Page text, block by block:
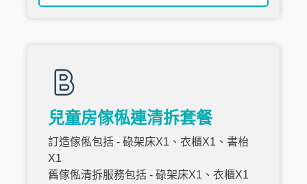
兒童房傢俬連清拆套餐
訂造傢俬包括 - 碌架床X1、衣櫃X1、書枱
X1
舊傢俬清拆服務包括 - 碌架床X1、衣櫃X1